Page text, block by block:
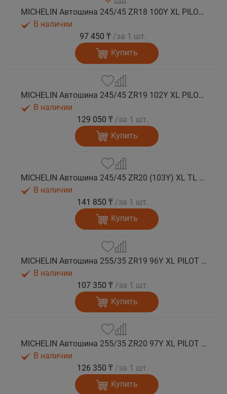
MICHELIN Автошина 245/45 ZR18 100Y XL PILOT SPORT 5 лето
В наличии
97 450 ₸ /за 1 шт.
Купить
MICHELIN Автошина 245/45 ZR19 102Y XL PILOT SPORT 5 лето
В наличии
129 050 ₸ /за 1 шт.
Купить
MICHELIN Автошина 245/45 ZR20 (103Y) XL TL PILOT SPORT 5 лето
В наличии
141 850 ₸ /за 1 шт.
Купить
MICHELIN Автошина 255/35 ZR19 96Y XL PILOT SPORT 5 лето
В наличии
107 350 ₸ /за 1 шт.
Купить
MICHELIN Автошина 255/35 ZR20 97Y XL PILOT SPORT 5 лето
В наличии
126 350 ₸ /за 1 шт.
Купить